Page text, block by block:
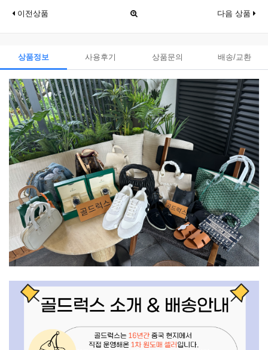
이전상품 다음 상품
상품정보 사용후기 상품문의 배송/교환